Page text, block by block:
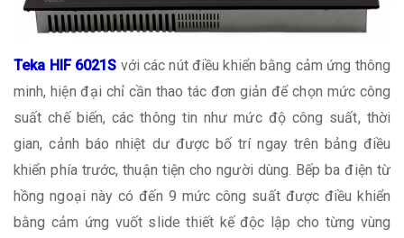
Teka HIF 6021S với các nút điều khiển bằng cảm ứng thông
minh, hiện đại chỉ cần thao tác đơn giản để chọn mức công
suất chế biến, các thông tin như mức độ công suất, thời
gian, cảnh báo nhiệt dư được bố trí ngay trên bảng điều
khiển phía trước, thuận tiện cho người dùng. Bếp ba điện từ
hồng ngoại này có đến 9 mức công suất được điều khiển
bằng cảm ứng vuốt slide thiết kế độc lập cho từng vùng